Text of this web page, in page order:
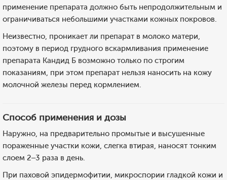
применение препарата должно быть непродолжительным и
ограничиваться небольшими участками кожных покровов.
Неизвестно, проникает ли препарат в молоко матери,
поэтому в период грудного вскармливания применение
препарата Кандид Б возможно только по строгим
показаниям, при этом препарат нельзя наносить на кожу
молочной железы перед кормлением.
Способ применения и дозы
Наружно, на предварительно промытые и высушенные
пораженные участки кожи, слегка втирая, наносят тонким
слоем 2–3 раза в день.
При паховой эпидермофитии, микроспории гладкой кожи и